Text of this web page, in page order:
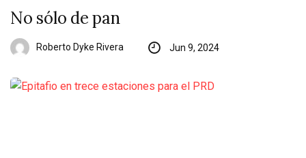
No sólo de pan
Roberto Dyke Rivera Jun 9, 2024